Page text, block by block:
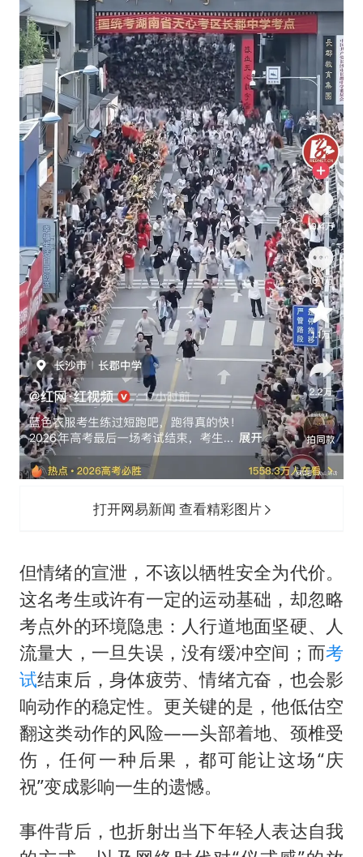
打开网易新闻 查看精彩图片
但情绪的宣泄，不该以牺牲安全为代价。
这名考生或许有一定的运动基础，却忽略
考点外的环境隐患：人行道地面坚硬、人
流量大，一旦失误，没有缓冲空间；而考
试结束后，身体疲劳、情绪亢奋，也会影
响动作的稳定性。更关键的是，他低估空
翻这类动作的风险——头部着地、颈椎受
伤，任何一种后果，都可能让这场“庆
祝”变成影响一生的遗憾。
事件背后，也折射出当下年轻人表达自我